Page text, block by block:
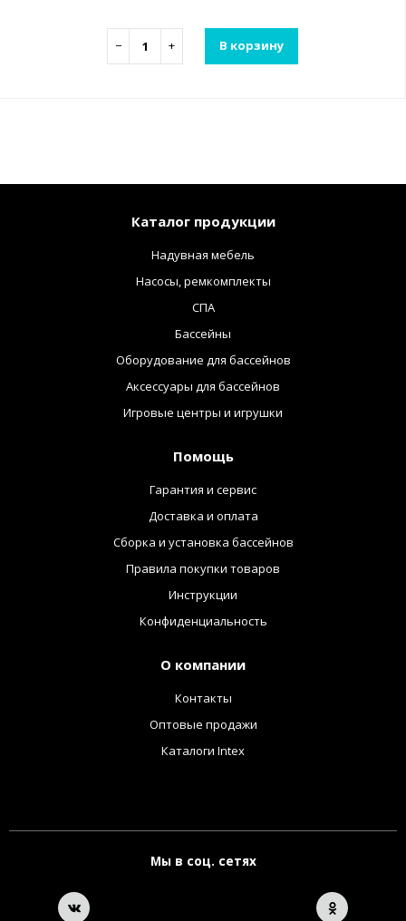
− + В корзину
Каталог продукции
Надувная мебель
Насосы, ремкомплекты
СПА
Бассейны
Оборудование для бассейнов
Аксессуары для бассейнов
Игровые центры и игрушки
Помощь
Гарантия и сервис
Доставка и оплата
Сборка и установка бассейнов
Правила покупки товаров
Инструкции
Конфиденциальность
О компании
Контакты
Оптовые продажи
Каталоги Intex
Мы в соц. сетях